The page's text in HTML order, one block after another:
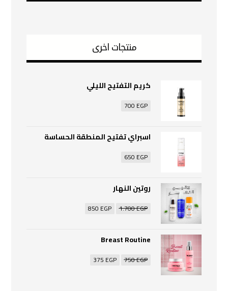
منتجات اخرى
كريم التفتيح الليلي
700 EGP
اسبراي تفتيح المنطقة الحساسة
650 EGP
روتين النهار
1.700EGP
850 EGP
Breast Routine
750EGP
375 EGP